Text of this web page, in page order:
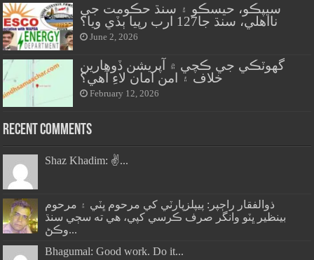
سيپڪو، حيسڪو ۽ سنڌ حڪومت جي
نااهلي، سنڌ جا127 ارب رپيا ٻڏي ويا؟
June 2, 2026
گهوٽڪي جي ڪچي ۾ آپريشن ڏوهارين
خلاف ۽ امن امان لاءِ آهي؟
February 12, 2026
Recent Comments
Shaz Khadim: ✌️...
ذوالفقار راڄپر: پيپلزپارٽي کي مرحوم ڀٽي ۽ مرحوم
بينظير ڀٽو وانگر صرف ڪرسي کپي، هي ته سڄي سنڌ
وڪڻ...
Bhagumal: Good work. Do it...